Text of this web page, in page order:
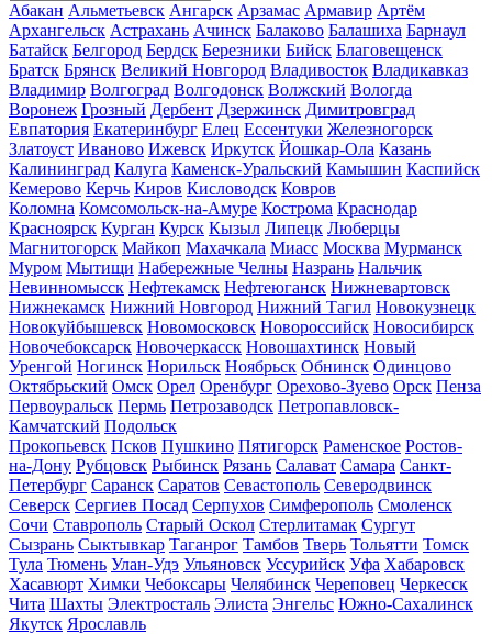
Абакан Альметьевск Ангарск Арзамас Армавир Артём
Архангельск Астрахань Ачинск Балаково Балашиха Барнаул
Батайск Белгород Бердск Березники Бийск Благовещенск
Братск Брянск Великий Новгород Владивосток Владикавказ
Владимир Волгоград Волгодонск Волжский Вологда
Воронеж Грозный Дербент Дзержинск Димитровград
Евпатория Екатеринбург Елец Ессентуки Железногорск
Златоуст Иваново Ижевск Иркутск Йошкар-Ола Казань
Калининград Калуга Каменск-Уральский Камышин Каспийск
Кемерово Керчь Киров Кисловодск Ковров
Коломна Комсомольск-на-Амуре Кострома Краснодар
Красноярск Курган Курск Кызыл Липецк Люберцы
Магнитогорск Майкоп Махачкала Миасс Москва Мурманск
Муром Мытищи Набережные Челны Назрань Нальчик
Невинномысск Нефтекамск Нефтеюганск Нижневартовск
Нижнекамск Нижний Новгород Нижний Тагил Новокузнецк
Новокуйбышевск Новомосковск Новороссийск Новосибирск
Новочебоксарск Новочеркасск Новошахтинск Новый
Уренгой Ногинск Норильск Ноябрьск Обнинск Одинцово
Октябрьский Омск Орел Оренбург Орехово-Зуево Орск Пенза
Первоуральск Пермь Петрозаводск Петропавловск-
Камчатский Подольск
Прокопьевск Псков Пушкино Пятигорск Раменское Ростов-
на-Дону Рубцовск Рыбинск Рязань Салават Самара Санкт-
Петербург Саранск Саратов Севастополь Северодвинск
Северск Сергиев Посад Серпухов Симферополь Смоленск
Сочи Ставрополь Старый Оскол Стерлитамак Сургут
Сызрань Сыктывкар Таганрог Тамбов Тверь Тольятти Томск
Тула Тюмень Улан-Удэ Ульяновск Уссурийск Уфа Хабаровск
Хасавюрт Химки Чебоксары Челябинск Череповец Черкесск
Чита Шахты Электросталь Элиста Энгельс Южно-Сахалинск
Якутск Ярославль